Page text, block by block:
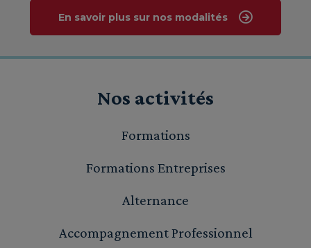
En savoir plus sur nos modalités
Nos activités
Formations
Formations Entreprises
Alternance
Accompagnement Professionnel